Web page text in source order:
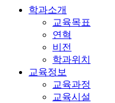
학과소개
교육목표
연혁
비전
학과위치
교육정보
교육과정
교육시설